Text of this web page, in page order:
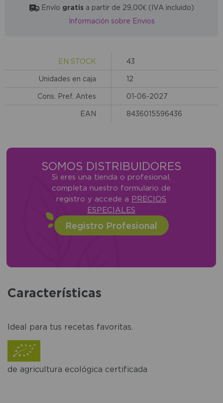
Envío gratisa partir de 29,00€ (IVA incluido)
Información sobre Envios
EN STOCK 43
Unidades en caja 12
Cons. Pref. Antes 01-06-2027
EAN 8436015596436
SOMOS DISTRIBUIDORES
Si eres una tienda o profesional,
completa nuestro formulario de
registro y accede a PRECIOS
ESPECIALES
Registro Profesional
Características
Ideal para tus recetas favoritas.
de agricultura ecológica certificada